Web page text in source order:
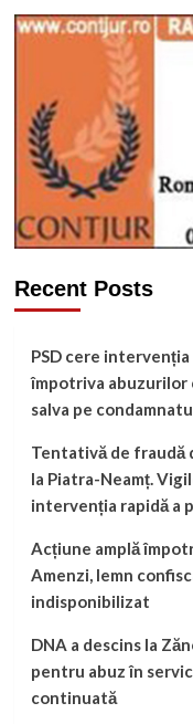
Recent Posts
PSD cere
împotriva abuzurilor
salva pe
Tentativă de fraudă
la Piatra-Neamț.
intervenția rapidă a
Acțiune amplă
Amenzi, lemn
indisponibilizat
DNA a descins la
pentru abuz în
continuată